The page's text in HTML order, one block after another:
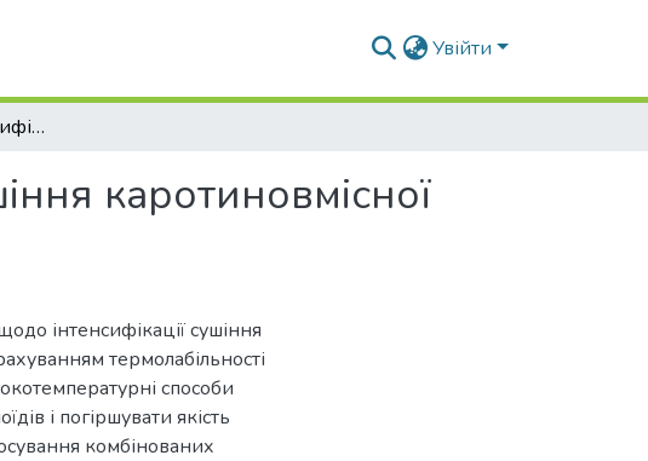
Увійти
Ультразвукова інтенсифікація процесу сушіння каротиновмісної сировини: аналітичний огляд
каротиновмісної
інтенсифікації сушіння
термолабільності
способи
і погіршувати якість
комбінованих